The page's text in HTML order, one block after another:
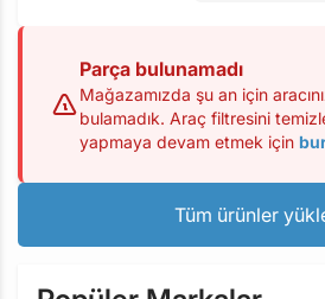
Parça bulunamadı
Mağazamızda şu an için
bulamadık. Araç filtresini
yapmaya devam etmek için
Tüm ürünler